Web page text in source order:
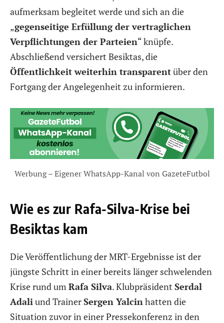
aufmerksam begleitet werde und sich an die
„gegenseitige Erfüllung der vertraglichen
Verpflichtungen der Parteien“ knüpfe.
Abschließend versichert Besiktas, die
Öffentlichkeit weiterhin transparentüber den
Fortgang der Angelegenheit zu informieren.
Werbung – Eigener WhatsApp-Kanal von GazeteFutbol
Wie es zur Rafa-Silva-Krise bei
Besiktas kam
Die Veröffentlichung der MRT-Ergebnisse ist der
jüngste Schritt in einer bereits länger schwelenden
Krise rund um Rafa Silva. Klubpräsident Serdal
Adali und TrainerSergen Yalcin hatten die
Situation zuvor in einer Pressekonferenz in den